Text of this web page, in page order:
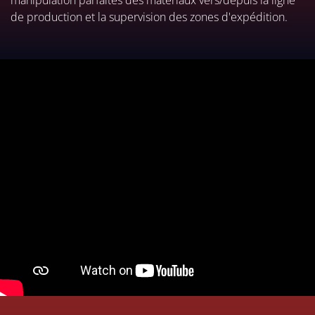
de production et la supervision des zones d'expédition.